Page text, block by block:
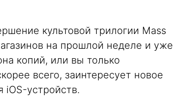
культовой трилогии Mass
на прошлой неделе и уже
копий, или вы только
всего, заинтересует новое
устройств.